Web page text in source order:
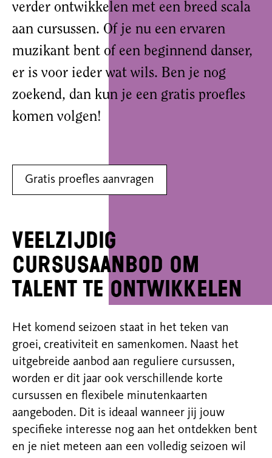
verder ontwikkelen met een breed scala
aan cursussen. Of je nu een ervaren
muzikant bent of een beginnend danser,
er is voor ieder wat wils. Ben je nog
zoekend, dan kun je een gratis proefles
komen volgen!
Gratis proefles aanvragen
Veelzijdig
cursusaanbod om
talent te ontwikkelen
Het komend seizoen staat in het teken van
groei, creativiteit en samenkomen. Naast het
uitgebreide aanbod aan reguliere cursussen,
worden er dit jaar ook verschillende korte
cursussen en flexibele minutenkaarten
aangeboden. Dit is ideaal wanneer jij jouw
specifieke interesse nog aan het ontdekken bent
en je niet meteen aan een volledig seizoen wil